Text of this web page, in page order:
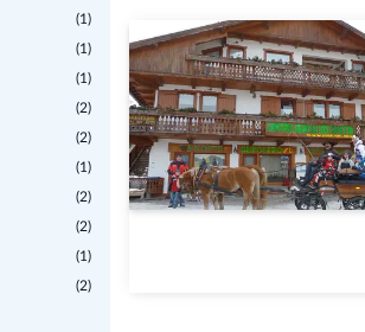
(1)
(1)
(1)
(2)
(2)
(1)
(2)
(2)
(1)
(2)